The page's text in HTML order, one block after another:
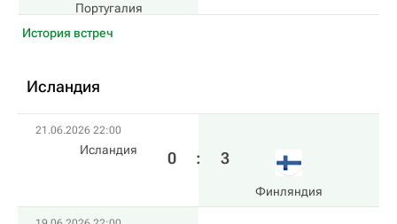
Португалия
История встреч
Исландия
21.06.2026 22:00
Исландия 0 : 3
Финляндия